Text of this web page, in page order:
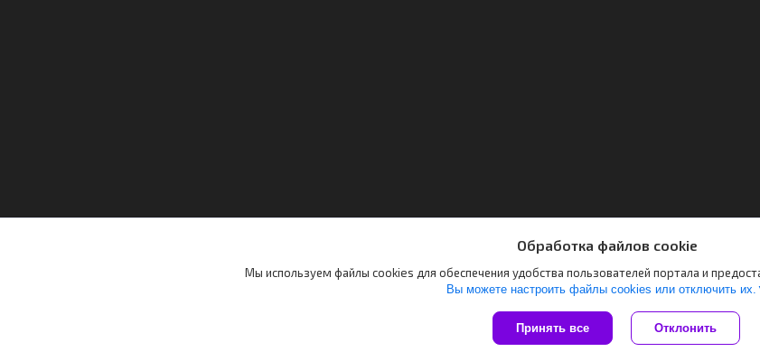
Обработка файлов cookie
Мы используем файлы cookies для обеспечения удобства пользователей портала и
Вы можете настроить файлы cookies или отключить их.
Принять все Отклонить